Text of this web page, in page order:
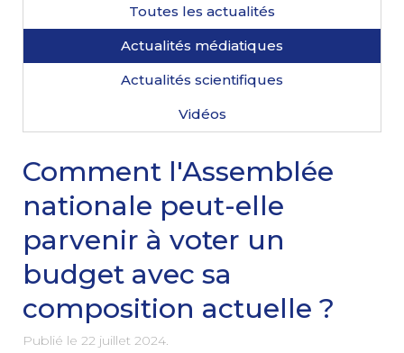
Toutes les actualités
Actualités médiatiques
Actualités scientifiques
Vidéos
Comment l'Assemblée
nationale peut-elle
parvenir à voter un
budget avec sa
composition actuelle ?
Publié le 22 juillet 2024.